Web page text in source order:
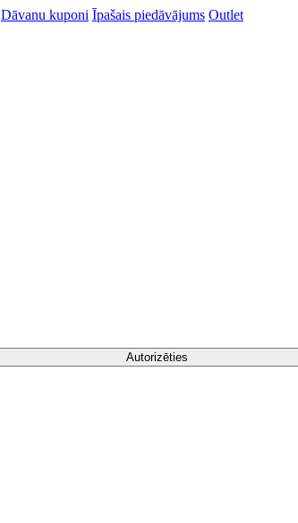
Dāvanu kuponi Īpašais piedāvājums Outlet
Autorizēties